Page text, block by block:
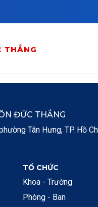
THẮNG
ĐỨC THẮNG
Tân Hưng, TP. Hồ
TỔ CHỨC
Khoa - Trường
Phòng - Ban